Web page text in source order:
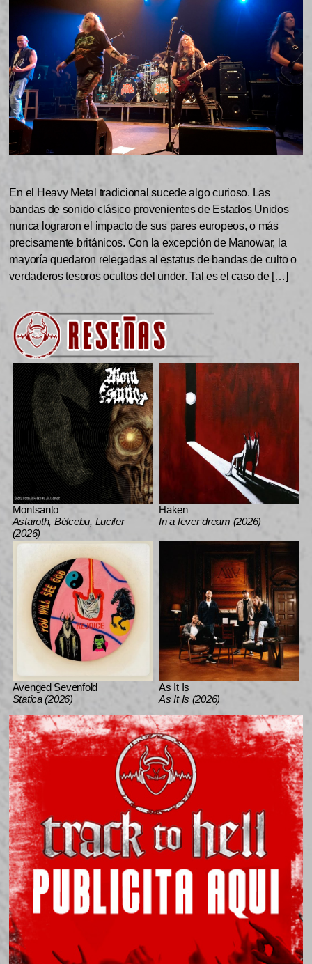
En el Heavy Metal tradicional sucede algo curioso. Las
bandas de sonido clásico provenientes de Estados Unidos
nunca lograron el impacto de sus pares europeos, o más
precisamente británicos. Con la excepción de Manowar, la
mayoría quedaron relegadas al estatus de bandas de culto o
verdaderos tesoros ocultos del under. Tal es el caso de […]
Montsanto
Astaroth, Bélcebu, Lucifer
(2026)
Haken
In a fever dream (2026)
Avenged Sevenfold
Statica (2026)
As It Is
As It Is (2026)